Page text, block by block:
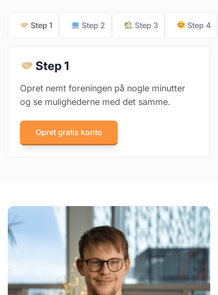
Step 1 Step 2 Step 3 Step 4
Step 1
Opret nemt foreningen på nogle minutter
og se mulighederne med det samme.
Opret gratis konto